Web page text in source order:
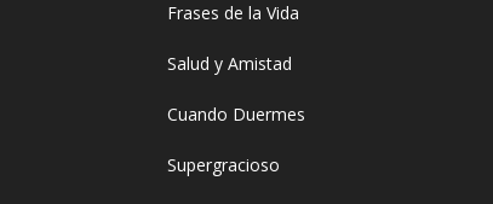
Frases de la Vida
Salud y Amistad
Cuando Duermes
Supergracioso